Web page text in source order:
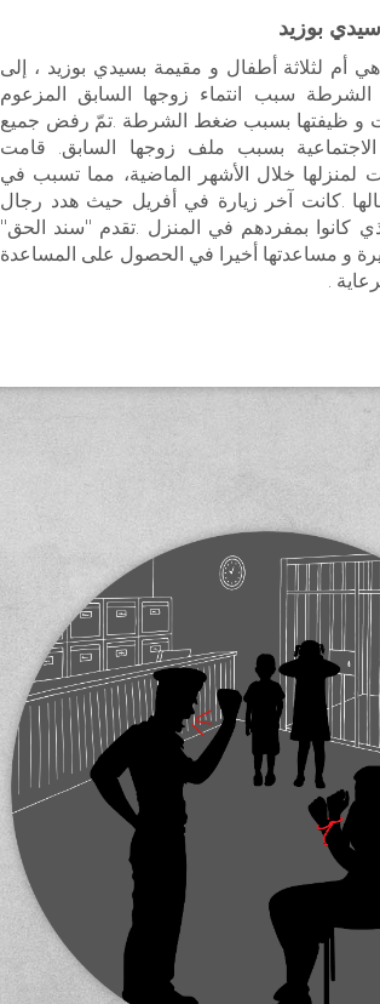
لثلاثة أطفال و مقيمة بسيدي بوزيد ، إلى
سبب انتماء زوجها السابق المزعوم
و ظيفتها بسبب ضغط الشرطة .تمّ رفض جميع
الاجتماعية بسبب ملف زوجها السابق. قامت
لمنزلها خلال الأشهر الماضية، مما تسبب في
.كانت آخر زيارة في أفريل حيث هدد رجال
كانوا بمفردهم في المنزل .تقدم "سند الحق"
و مساعدتها أخيرا في الحصول على المساعدة
.